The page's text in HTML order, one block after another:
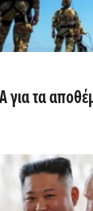
για τα